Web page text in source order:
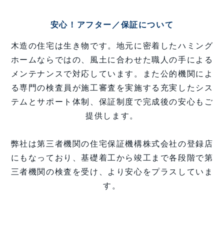
安心！アフター／保証について
木造の住宅は生き物です。地元に密着したハミング
ホームならではの、風土に合わせた職人の手による
メンテナンスで対応しています。また公的機関によ
る専門の検査員が施工審査を実施する充実したシス
テムとサポート体制、保証制度で完成後の安心もご
提供します。
弊社は第三者機関の住宅保証機構株式会社の登録店
にもなっており、基礎着工から竣工まで各段階で第
三者機関の検査を受け、より安心をプラスしていま
す。